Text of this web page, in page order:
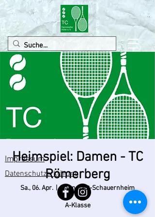
Heimspiel: Damen - TC
Römerberg
Sa., 06. Apr.
  |
Dannstadt-Schauernheim
A-Klasse
Impressum
Datenschutzerklärung